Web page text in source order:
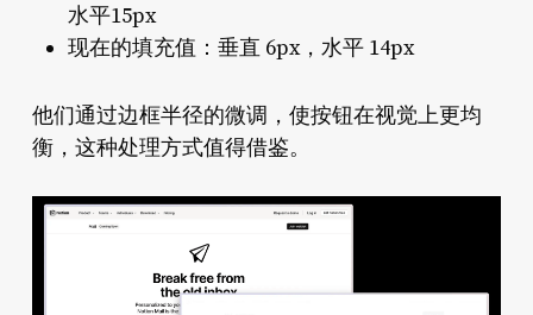
水平15px
现在的填充值：垂直 6px，水平 14px
他们通过边框半径的微调，使按钮在视觉上更均
衡，这种处理方式值得借鉴。